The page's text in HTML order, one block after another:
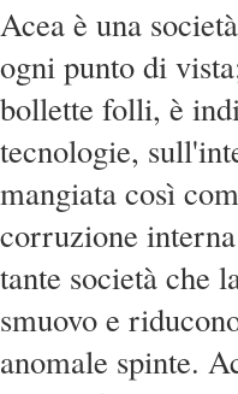
Acea è una
ogni punto di
bollette folli, è
tecnologie,
mangiata così
corruzione
tante società che
smuovo e
anomale spinte.